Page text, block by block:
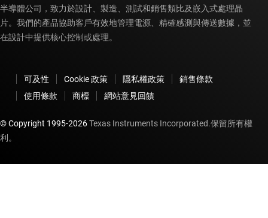
半導體公司，致力於設計、製造、測試和銷售類比及嵌入式處理晶
片。我們的產品協助客戶有效地管理電源、精確感測與傳送數據，並
在設計中提供核心控制或處理。
可及性 Cookie 政策 隱私權政策
銷售條款
使用條款
商標 網站意見回饋
© Copyright 1995-2026Texas Instruments Incorporated.保留所有權
利。